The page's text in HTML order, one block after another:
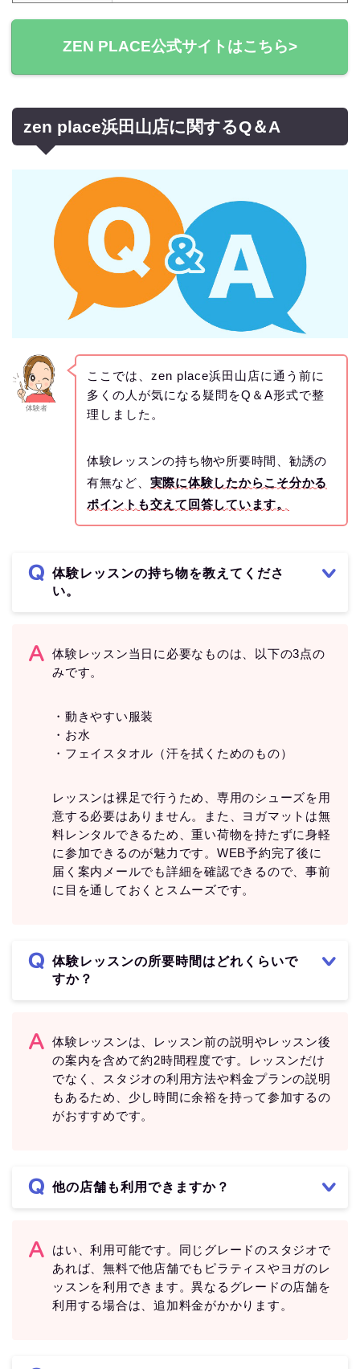
ZEN PLACE公式サイトはこちら>
zen place浜田山店に関するQ＆A
体験者
ここでは、zen place浜田山店に通う前に
多くの人が気になる疑問をQ＆A形式で整
理しました。
体験レッスンの持ち物や所要時間、勧誘の
有無など、 実際に体験したからこそ分かる
ポイントも交えて回答しています。
体験レッスンの持ち物を教えてくださ
い。
体験レッスン当日に必要なものは、以下の3点の
みです。
・動きやすい服装
・お水
・フェイスタオル（汗を拭くためのもの）
レッスンは裸足で行うため、専用のシューズを用
意する必要はありません。また、ヨガマットは無
料レンタルできるため、重い荷物を持たずに身軽
に参加できるのが魅力です。WEB予約完了後に
届く案内メールでも詳細を確認できるので、事前
に目を通しておくとスムーズです。
体験レッスンの所要時間はどれくらいで
すか？
体験レッスンは、レッスン前の説明やレッスン後
の案内を含めて約2時間程度です。レッスンだけ
でなく、スタジオの利用方法や料金プランの説明
もあるため、少し時間に余裕を持って参加するの
がおすすめです。
他の店舗も利用できますか？
はい、利用可能です。同じグレードのスタジオで
あれば、無料で他店舗でもピラティスやヨガのレ
ッスンを利用できます。異なるグレードの店舗を
利用する場合は、追加料金がかかります。